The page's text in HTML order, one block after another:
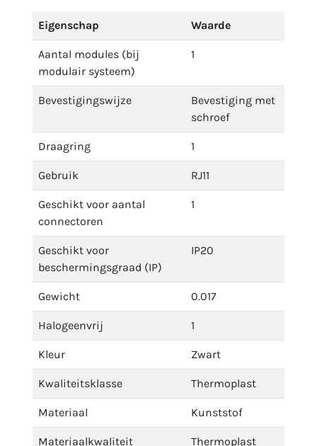
Eigenschap Waarde
Aantal modules (bij
modulair systeem)
1
Bevestigingswijze
Bevestiging met
schroef
Draagring 1
Gebruik RJ11
Geschikt voor aantal
connectoren
1
Geschikt voor
beschermingsgraad (IP)
IP20
Gewicht 0.017
Halogeenvrij 1
Kleur Zwart
Kwaliteitsklasse Thermoplast
Materiaal Kunststof
Materiaalkwaliteit Thermoplast